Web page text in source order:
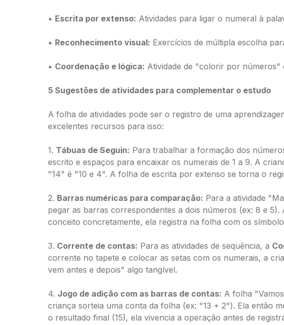
• Escrita por extenso: Atividades para ligar o numeral à
• Reconhecimento visual: Exercícios de múltipla escolha
• Coordenação e lógica: Atividade de "colorir por números"
5 Sugestões de atividades para complementar o estudo
A folha de atividades pode ser o registro de uma
excelentes recursos para isso:
1. Tábuas de Seguin: Para trabalhar a formação dos
escrito e espaços para encaixar os numerais de 1 a 9. A
"14" é "10 e 4". A folha de escrita por extenso se torna o
2. Barras numéricas para comparação: Para a atividade
pegar as barras correspondentes a dois números (ex: 8 e
conceito concretamente, ela registra na folha com os
3. Corrente de contas: Para as atividades de sequência, a
corrente no tapete e colocar as setas com os numerais, a
vem antes e depois" algo tangível.
4. Jogo de adição com as barras de contas: A folha
criança sorteia uma conta da folha (ex: "13 + 2"). Ela então
o resultado final (15), ela vivencia a operação antes de